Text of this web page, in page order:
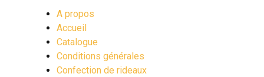
A propos
Accueil
Catalogue
Conditions générales
Confection de rideaux